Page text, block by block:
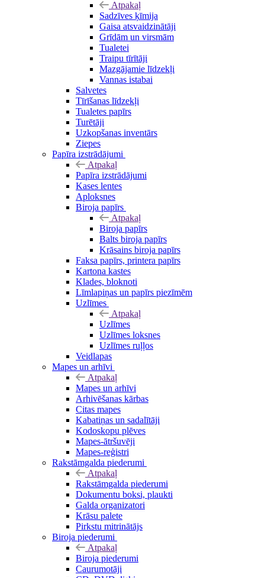
Atpakaļ
Sadzīves ķīmija
Gaisa atsvaidzinātāji
Grīdām un virsmām
Tualetei
Traipu tīrītāji
Mazgājamie līdzekļi
Vannas istabai
Salvetes
Tīrīšanas līdzekļi
Tualetes papīrs
Turētāji
Uzkopšanas inventārs
Ziepes
Papīra izstrādājumi
Atpakaļ
Papīra izstrādājumi
Kases lentes
Aploksnes
Biroja papīrs
Atpakaļ
Biroja papīrs
Balts biroja papīrs
Krāsains biroja papīrs
Faksa papīrs, printera papīrs
Kartona kastes
Klades, bloknoti
Līmlapiņas un papīrs piezīmēm
Uzlīmes
Atpakaļ
Uzlīmes
Uzlīmes loksnes
Uzlīmes ruļļos
Veidlapas
Mapes un arhīvi
Atpakaļ
Mapes un arhīvi
Arhivēšanas kārbas
Citas mapes
Kabatiņas un sadalītāji
Kodoskopu plēves
Mapes-ātršuvēji
Mapes-reģistri
Rakstāmgalda piederumi
Atpakaļ
Rakstāmgalda piederumi
Dokumentu boksi, plaukti
Galda organizatori
Krāsu palete
Pirkstu mitrinātājs
Biroja piederumi
Atpakaļ
Biroja piederumi
Caurumotāji